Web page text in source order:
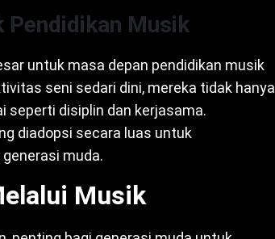
Pendidikan Musik
untuk masa depan pendidikan musik
seni sedari dini, mereka tidak hanya
seperti disiplin dan kerjasama.
diadopsi secara luas untuk
muda.
Musik